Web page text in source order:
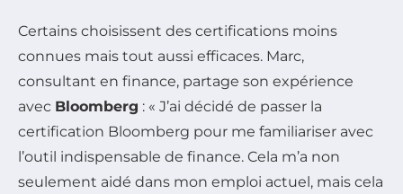
Certains choisissent des certifications moins
connues mais tout aussi efficaces. Marc,
consultant en finance, partage son expérience
avec Bloomberg : « J’ai décidé de passer la
certification Bloomberg pour me familiariser avec
l’outil indispensable de finance. Cela m’a non
seulement aidé dans mon emploi actuel, mais cela